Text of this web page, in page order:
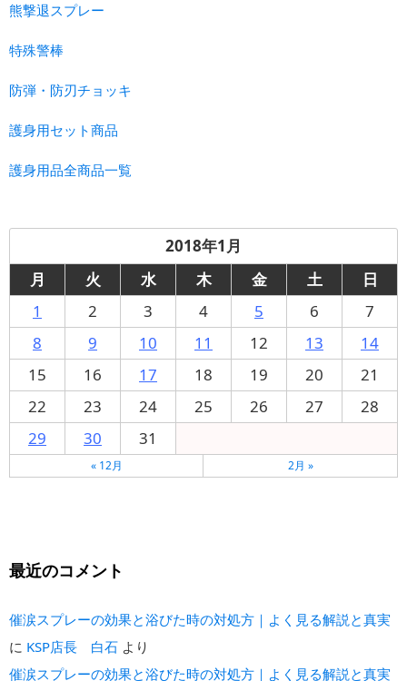
熊撃退スプレー
特殊警棒
防弾・防刃チョッキ
護身用セット商品
護身用品全商品一覧
2018年1月
月
火 水 木 金 土
日
1
2 3 4 5 6
7
8
9 10 11 12 13
14
15
16 17 18 19 20
21
22
23 24 25 26 27
28
29
30 31
« 12月 2月 »
最近のコメント
催涙スプレーの効果と浴びた時の対処方｜よく見る解説と真実
に KSP店長 白石 より
催涙スプレーの効果と浴びた時の対処方｜よく見る解説と真実